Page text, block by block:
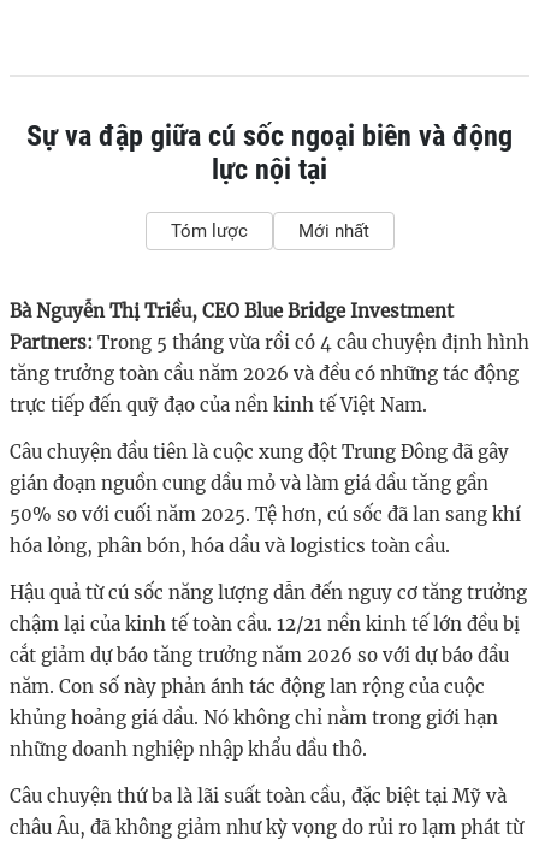
Sự va đập giữa cú sốc ngoại biên và động
lực nội tại
Tóm lược Mới nhất
Bà Nguyễn Thị Triều, CEO Blue Bridge Investment
Partners: Trong 5 tháng vừa rồi có 4 câu chuyện định hình
tăng trưởng toàn cầu năm 2026 và đều có những tác động
trực tiếp đến quỹ đạo của nền kinh tế Việt Nam.
Câu chuyện đầu tiên là cuộc xung đột Trung Đông đã gây
gián đoạn nguồn cung dầu mỏ và làm giá dầu tăng gần
50% so với cuối năm 2025. Tệ hơn, cú sốc đã lan sang khí
hóa lỏng, phân bón, hóa dầu và logistics toàn cầu.
Hậu quả từ cú sốc năng lượng dẫn đến nguy cơ tăng trưởng
chậm lại của kinh tế toàn cầu. 12/21 nền kinh tế lớn đều bị
cắt giảm dự báo tăng trưởng năm 2026 so với dự báo đầu
năm. Con số này phản ánh tác động lan rộng của cuộc
khủng hoảng giá dầu. Nó không chỉ nằm trong giới hạn
những doanh nghiệp nhập khẩu dầu thô.
Câu chuyện thứ ba là lãi suất toàn cầu, đặc biệt tại Mỹ và
châu Âu, đã không giảm như kỳ vọng do rủi ro lạm phát từ